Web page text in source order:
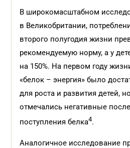
В широкомасштабном
в Великобритании,
второго полугодия жизни
рекомендуемую норму, а у
на 150%. На первом году
«белок – энергия» было
для роста и развития детей,
отмечались негативные
поступления белка4.
Аналогичное исследование